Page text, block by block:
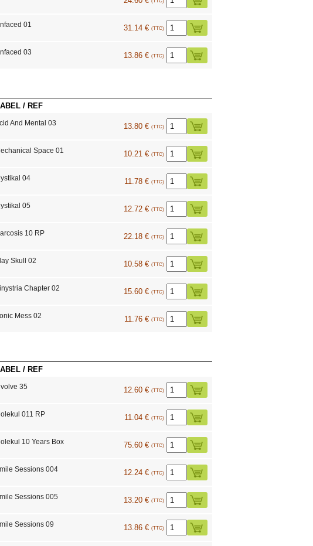
01 31.14 € (TTC)
03 13.86 € (TTC)
/ REF
And Mental 03 13.80 € (TTC)
Space 01 10.21 € (TTC)
04 11.78 € (TTC)
05 12.72 € (TTC)
10 RP 22.18 € (TTC)
Skull 02 10.58 € (TTC)
Chapter 02 15.60 € (TTC)
Mess 02 11.76 € (TTC)
/ REF
35 12.60 € (TTC)
011 RP 11.04 € (TTC)
10 Years Box 75.60 € (TTC)
Sessions 004 12.24 € (TTC)
Sessions 005 13.20 € (TTC)
Sessions 09 13.86 € (TTC)